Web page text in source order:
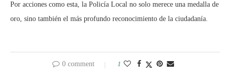
Por acciones como esta, la Policía Local no solo merece una medalla de
oro, sino también el más profundo reconocimiento de la ciudadanía.
0 comment 1